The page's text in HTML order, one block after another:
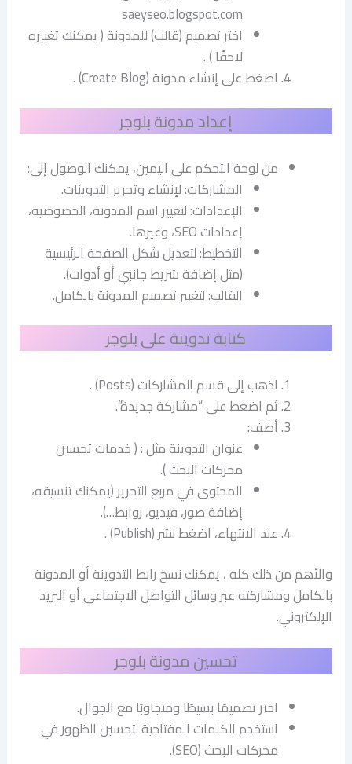
saeyseo.blogspot.com
اختر تصميم (قالب) للمدونة ( يمكنك تغييره
لاحقًا ) .
اضغط على إنشاء مدونة (Create Blog) .
إعداد مدونة بلوجر
من لوحة التحكم على اليمين، يمكنك الوصول إلى:
المشاركات: لإنشاء وتحرير التدوينات.
الإعدادات: لتغيير اسم المدونة، الخصوصية،
إعدادات SEO، وغيرها.
التخطيط: لتعديل شكل الصفحة الرئيسية
(مثل إضافة شريط جانبي أو أدوات).
القالب: لتغيير تصميم المدونة بالكامل.
كتابة تدوينة على بلوجر
اذهب إلى قسم المشاركات (Posts) .
ثم اضغط على “مشاركة جديدة”.
أضف:
عنوان التدوينة مثل : ( خدمات تحسين
محركات البحث ).
المحتوى في مربع التحرير (يمكنك تنسيقه،
إضافة صور، فيديو، روابط…).
عند الانتهاء، اضغط نشر (Publish) .
والأهم من ذلك كله ، يمكنك نسخ رابط التدوينة أو المدونة
بالكامل ومشاركته عبر وسائل التواصل الاجتماعي أو البريد
الإلكتروني.
تحسين مدونة بلوجر
اختر تصميمًا بسيطًا ومتجاوبًا مع الجوال.
استخدم الكلمات المفتاحية لتحسين الظهور في
محركات البحث (SEO).